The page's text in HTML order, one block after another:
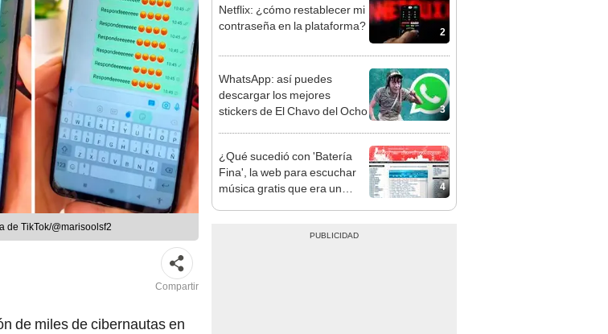
de TikTok/@marisoolsf2
Compartir
de miles de cibernautas en
2
Netflix: ¿cómo restablecer mi
contraseña en la plataforma?
3
WhatsApp: así puedes
descargar los mejores
stickers de El Chavo del Ocho
4
¿Qué sucedió con 'Batería
Fina', la web para escuchar
música gratis que era un